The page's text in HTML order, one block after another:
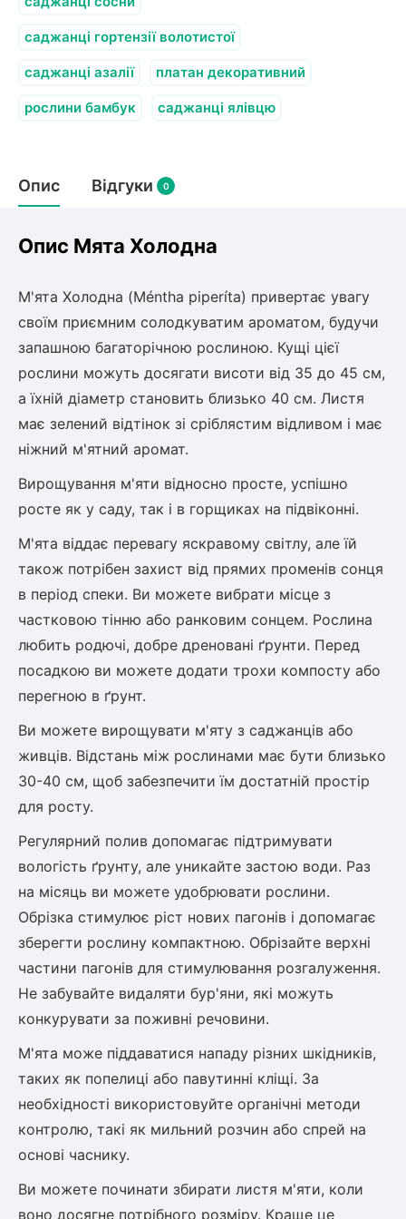
Оливкове Дерево
Мирт
Інжирний персик
Нектарин
Алича
Айва
Хурма
Шовковиця
Кизил
Диплоидная слива
Азіатська груша
Смородина
Агрус
Актинідія
Ірга
Ківі
Платан
Тамарикс
Вейгела
Пухироплідник
Спірея
Дерен
Штамбові троянди
Бузок
Жасмин (Чубушник)
Будлея
Лавровишня
Кизильник
Бобовник (Жерновець)
Калина
Піраканта
Багаторічні рослини
Молодило (Кам'яні троянди)
М'ята
Пряні трави
Очиток (седум)
Вівсяниця
Барвінок
Рослини що в'ються
Жимолость декоративна
Плющ
Клематіс
Кріплення агроволокна (агротканини)
Сітка затіняюча
Садова техніка
Рубальні машини
Картоплекопалки
Навантажувачі
саджанці гортензії волотистої
саджанці азалії платан декоративний
рослини бамбук саджанці ялівцю
Опис Відгуки 0
Опис Мята Холодна
М'ята Холодна (Méntha piperíta) привертає увагу
своїм приємним солодкуватим ароматом, будучи
запашною багаторічною рослиною. Кущі цієї
рослини можуть досягати висоти від 35 до 45 см,
а їхній діаметр становить близько 40 см. Листя
має зелений відтінок зі сріблястим відливом і має
ніжний м'ятний аромат.
Вирощування м'яти відносно просте, успішно
росте як у саду, так і в горщиках на підвіконні.
М'ята віддає перевагу яскравому світлу, але їй
також потрібен захист від прямих променів сонця
в період спеки. Ви можете вибрати місце з
частковою тінню або ранковим сонцем. Рослина
любить родючі, добре дреновані ґрунти. Перед
посадкою ви можете додати трохи компосту або
перегною в ґрунт.
Ви можете вирощувати м'яту з саджанців або
живців. Відстань між рослинами має бути близько
30-40 см, щоб забезпечити їм достатній простір
для росту.
Регулярний полив допомагає підтримувати
вологість ґрунту, але уникайте застою води. Раз
на місяць ви можете удобрювати рослини.
Обрізка стимулює ріст нових пагонів і допомагає
зберегти рослину компактною. Обрізайте верхні
частини пагонів для стимулювання розгалуження.
Не забувайте видаляти бур'яни, які можуть
конкурувати за поживні речовини.
М'ята може піддаватися нападу різних шкідників,
таких як попелиці або павутинні кліщі. За
необхідності використовуйте органічні методи
контролю, такі як мильний розчин або спрей на
основі часнику.
Ви можете починати збирати листя м'яти, коли
воно досягне потрібного розміру. Краще це